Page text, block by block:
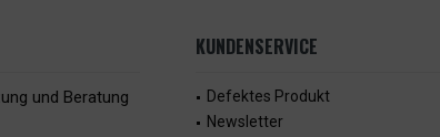
und Beratung
KUNDENSERVICE
Defektes Produkt
Newsletter